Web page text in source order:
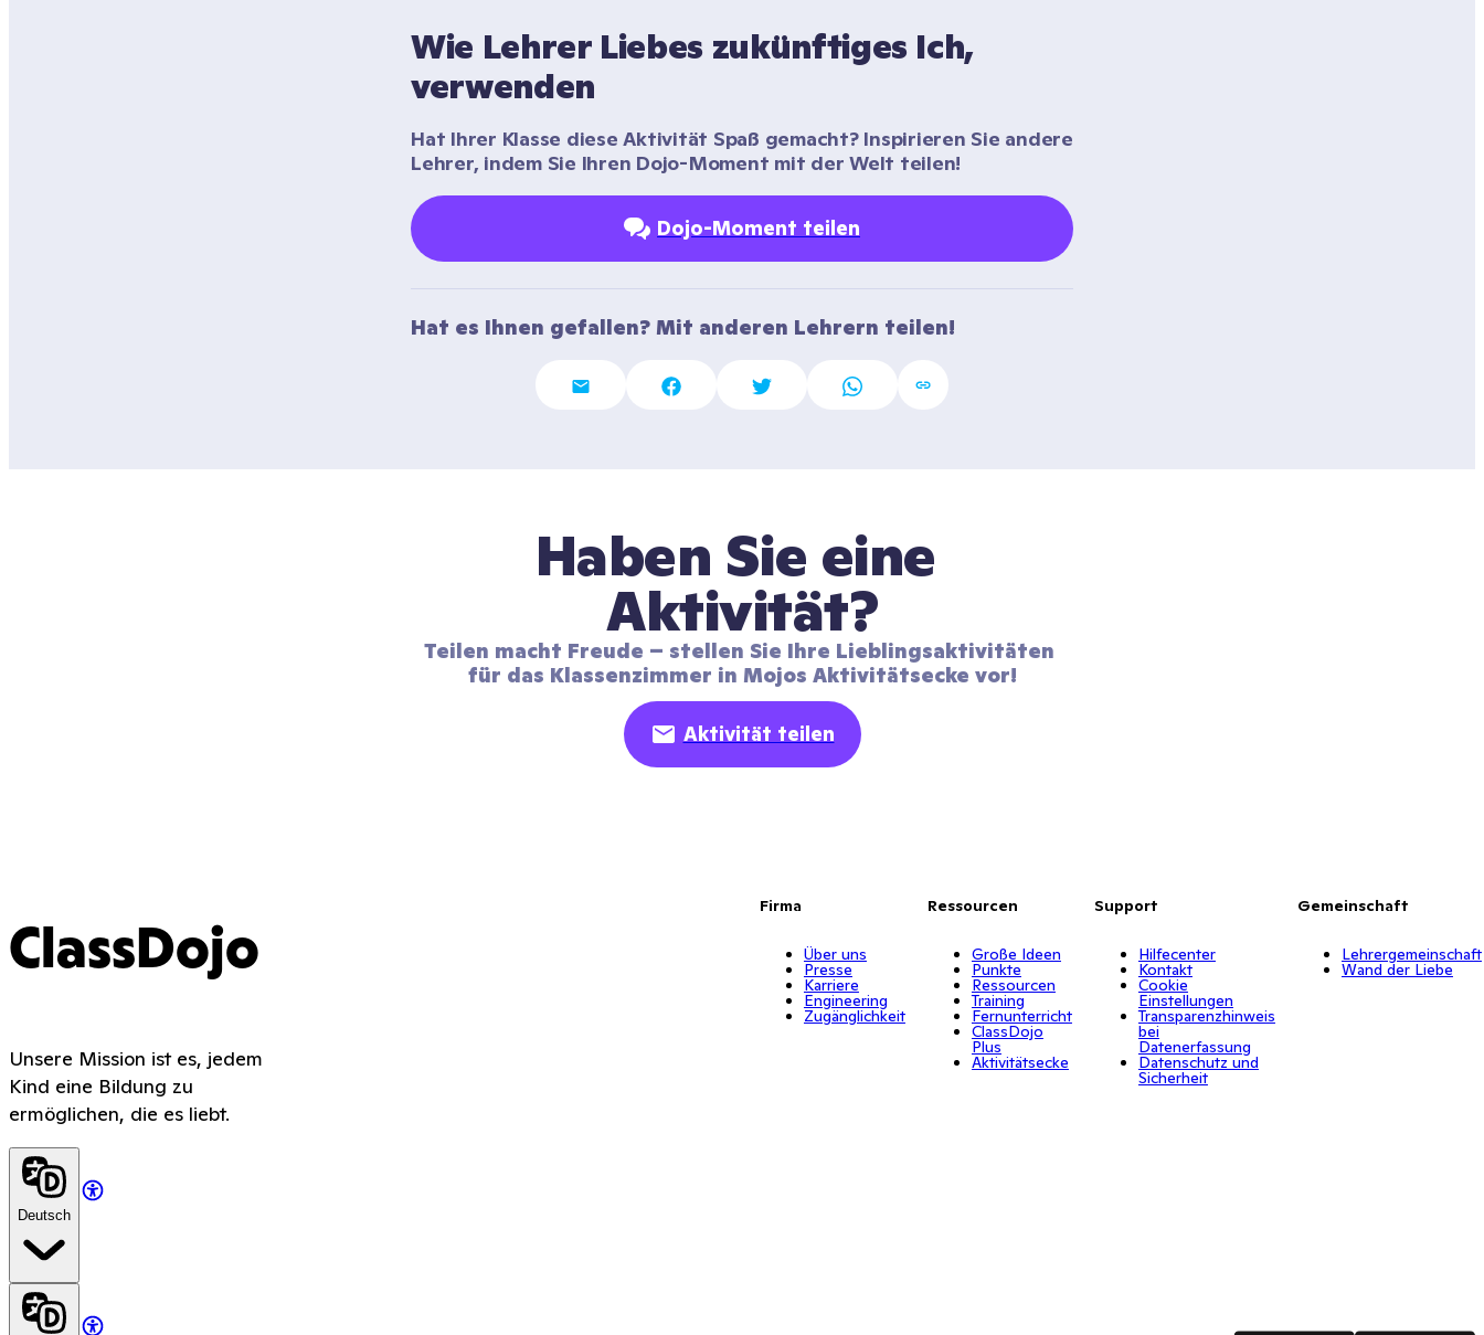
Wie Lehrer Liebes zukünftiges Ich,
verwenden
Hat Ihrer Klasse diese Aktivität Spaß gemacht? Inspirieren Sie andere
Lehrer, indem Sie Ihren Dojo-Moment mit der Welt teilen!
Dojo-Moment teilen
Hat es Ihnen gefallen? Mit anderen Lehrern teilen!
Haben Sie eine
Aktivität?
Teilen macht Freude – stellen Sie Ihre Lieblingsaktivitäten
für das Klassenzimmer in Mojos Aktivitätsecke vor!
Aktivität teilen
ClassDojo
Unsere Mission ist es, jedem
Kind eine Bildung zu
ermöglichen, die es liebt.
Deutsch
Firma
Über uns
Presse
Karriere
Engineering
Zugänglichkeit
Ressourcen
Große Ideen
Punkte
Ressourcen
Training
Fernunterricht
ClassDojo
Plus
Aktivitätsecke
Support
Hilfecenter
Kontakt
Cookie
Einstellungen
Transparenzhinweis
bei
Datenerfassung
Datenschutz und
Sicherheit
Gemeinschaft
Lehrergemeinschaft
Wand der Liebe